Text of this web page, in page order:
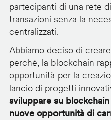
partecipanti di una rete
transazioni senza la
centralizzati.
Abbiamo deciso di
perché, la blockchain
opportunità per la
lancio di progetti
sviluppare su
nuove opportunità di